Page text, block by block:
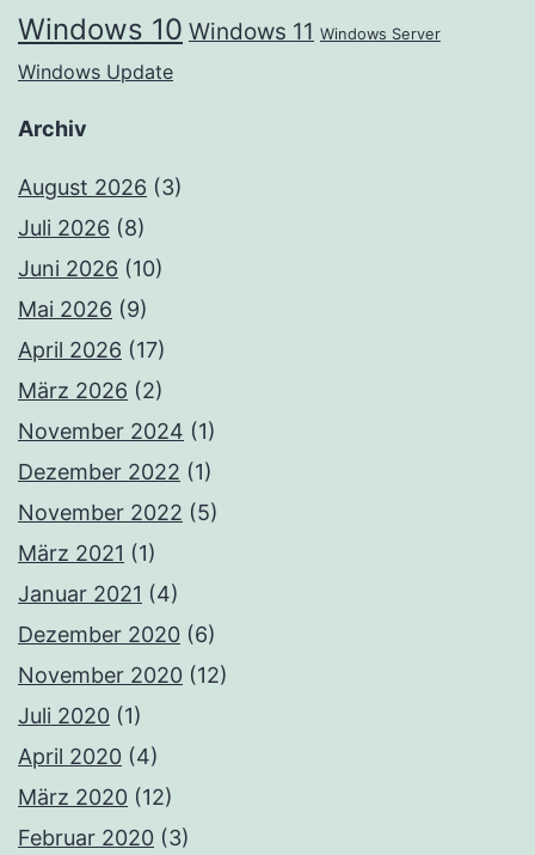
Windows 10 Windows 11 Windows Server
Windows Update
Archiv
August 2026 (3)
Juli 2026 (8)
Juni 2026 (10)
Mai 2026 (9)
April 2026 (17)
März 2026 (2)
November 2024 (1)
Dezember 2022 (1)
November 2022 (5)
März 2021 (1)
Januar 2021 (4)
Dezember 2020 (6)
November 2020 (12)
Juli 2020 (1)
April 2020 (4)
März 2020 (12)
Februar 2020 (3)